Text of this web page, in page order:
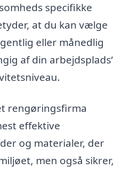
specifikke
at du kan vælge
eller månedlig
af din arbejdsplads’
rengøringsfirma
effektive
og materialer, der
men også sikrer,